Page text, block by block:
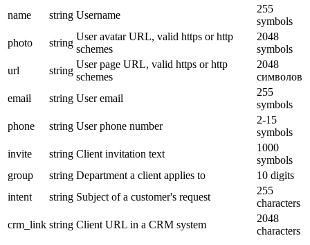
name string Username
255
symbols
photo
string
User avatar URL, valid https or http
schemes
2048
symbols
url
string
User page URL, valid https or http
schemes
2048
символов
email
string User email
255
symbols
phone
string User phone number
2-15
symbols
invite
string Client invitation text
1000
symbols
group
string Department a client applies to
10 digits
intent
string Subject of a customer's request
255
characters
crm_link string Client URL in a CRM system
2048
characters